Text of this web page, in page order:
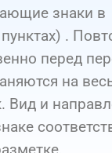
знаки в
.
перед
на
Вид и